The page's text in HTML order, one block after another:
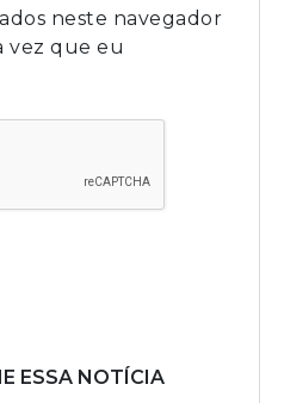
neste navegador
vez que eu
ESSA NOTÍCIA